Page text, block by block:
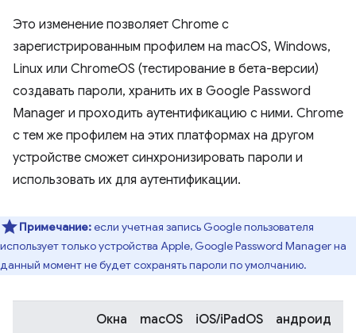
Это изменение позволяет Chrome с
зарегистрированным профилем на macOS, Windows,
Linux или ChromeOS (тестирование в бета-версии)
создавать пароли, хранить их в Google Password
Manager и проходить аутентификацию с ними. Chrome
с тем же профилем на этих платформах на другом
устройстве сможет синхронизировать пароли и
использовать их для аутентификации.
Примечание:если учетная запись Google пользователя
использует только устройства Apple, Google Password Manager на
данный момент не будет сохранять пароли по умолчанию.
Окна macOS iOS/iPadOS андроид